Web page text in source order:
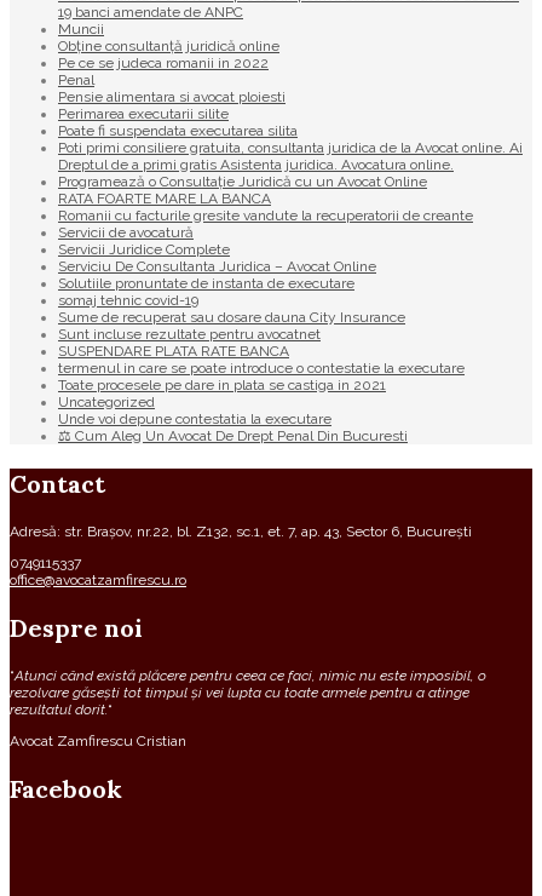
19 banci amendate de ANPC
Muncii
Obține consultanță juridică online
Pe ce se judeca romanii in 2022
Penal
Pensie alimentara si avocat ploiesti
Perimarea executarii silite
Poate fi suspendata executarea silita
Poti primi consiliere gratuita, consultanta juridica de la Avocat online. Ai
Dreptul de a primi gratis Asistenta juridica. Avocatura online.
Programează o Consultație Juridică cu un Avocat Online
RATA FOARTE MARE LA BANCA
Romanii cu facturile gresite vandute la recuperatorii de creante
Servicii de avocatură
Servicii Juridice Complete
Serviciu De Consultanta Juridica – Avocat Online
Solutiile pronuntate de instanta de executare
somaj tehnic covid-19
Sume de recuperat sau dosare dauna City Insurance
Sunt incluse rezultate pentru avocatnet
SUSPENDARE PLATA RATE BANCA
termenul in care se poate introduce o contestatie la executare
Toate procesele pe dare in plata se castiga in 2021
Uncategorized
Unde voi depune contestatia la executare
⚖ Cum Aleg Un Avocat De Drept Penal Din Bucuresti
Contact
Adresă: str. Brașov, nr.22, bl. Z132, sc.1, et. 7, ap. 43, Sector 6, București
0749115337
office@avocatzamfirescu.ro
Despre noi
“Atunci când există plăcere pentru ceea ce faci, nimic nu este imposibil, o
rezolvare găsești tot timpul și vei lupta cu toate armele pentru a atinge
rezultatul dorit.“
Avocat Zamfirescu Cristian
Facebook